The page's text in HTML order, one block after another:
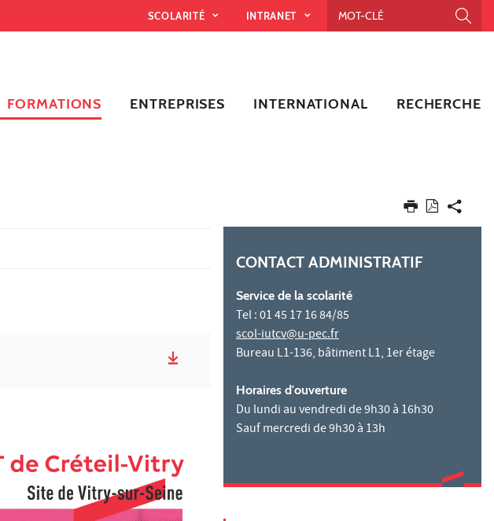
SCOLARITÉ INTRANET
FORMATIONS ENTREPRISES INTERNATIONAL RECHERCHE
CONTACT ADMINISTRATIF
Service de la scolarité
Tel : 01 45 17 16 84/85
scol-iutcv@u-pec.fr
Bureau L1-136, bâtiment L1, 1er étage
Horaires d'ouverture
Du lundi au vendredi de 9h30 à 16h30
Sauf mercredi de 9h30 à 13h